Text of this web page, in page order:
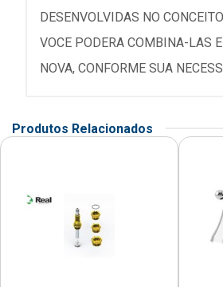
DESENVOLVIDAS NO
VOCE PODERA COMBINA-LAS
NOVA, CONFORME SUA
Produtos Relacionados